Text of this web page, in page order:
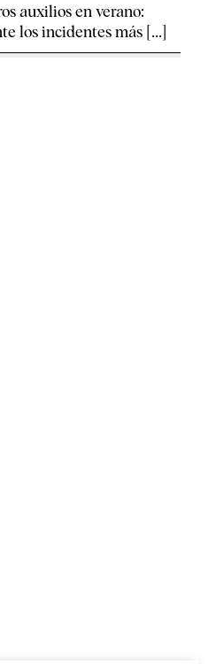
auxilios en verano:
los incidentes más [...]